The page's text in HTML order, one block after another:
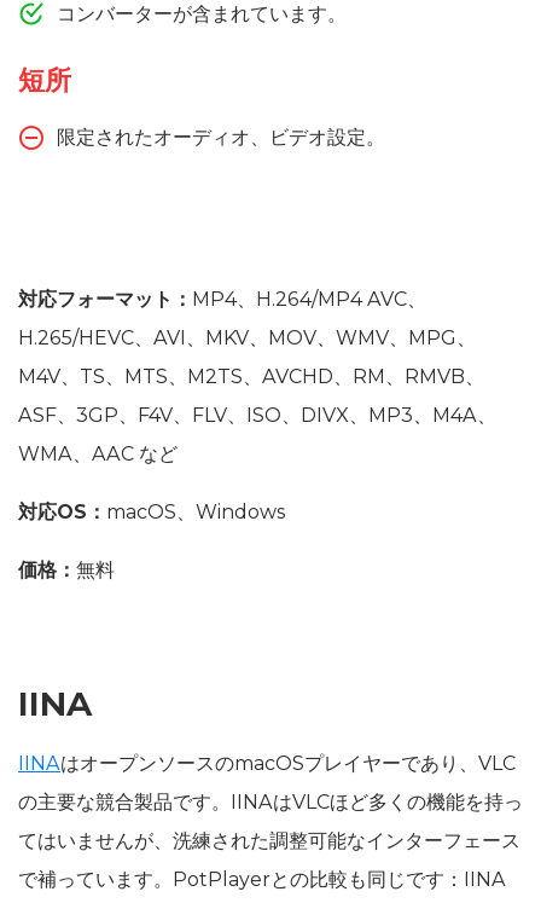
コンバーターが含まれています。
短所
限定されたオーディオ、ビデオ設定。
対応フォーマット： MP4、H.264/MP4 AVC、
H.265/HEVC、AVI、MKV、MOV、WMV、MPG、
M4V、TS、MTS、M2TS、AVCHD、RM、RMVB、
ASF、3GP、F4V、FLV、ISO、DIVX、MP3、M4A、
WMA、AAC など
対応OS： macOS、Windows
価格： 無料
IINA
IINAはオープンソースのmacOSプレイヤーであり、VLC
の主要な競合製品です。IINAはVLCほど多くの機能を持っ
てはいませんが、洗練された調整可能なインターフェース
で補っています。PotPlayerとの比較も同じです：IINA